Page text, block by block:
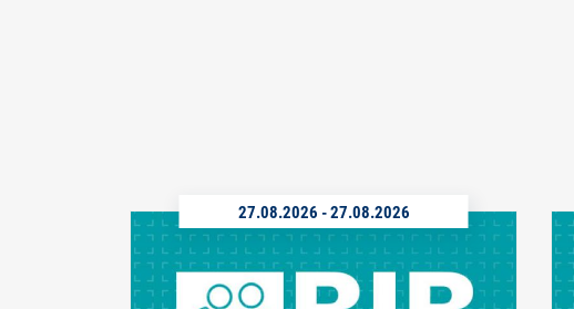
27.08.2026 -27.08.2026